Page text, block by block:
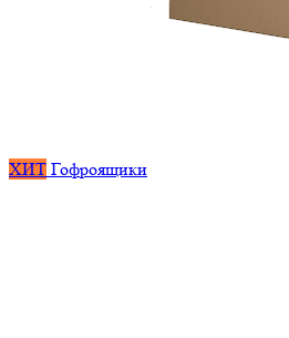
ХИТ Гофроящики